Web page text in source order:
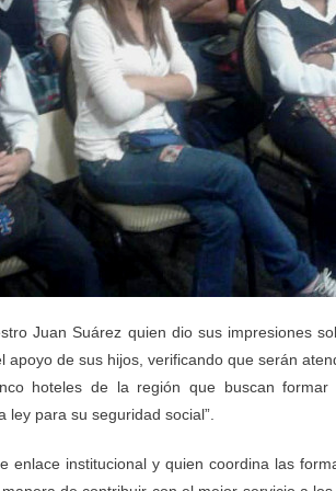
Juan Suárez quien dio sus impresiones
apoyo de sus hijos, verificando que serán
hoteles de la región que buscan formar
para su seguridad social”.
enlace institucional y quien coordina las